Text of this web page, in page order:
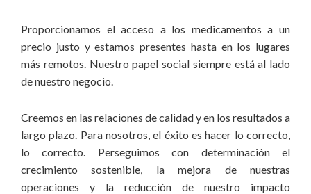
Proporcionamos el acceso a los medicamentos a un
precio justo y estamos presentes hasta en los lugares
más remotos. Nuestro papel social siempre está al lado
de nuestro negocio.
Creemos en las relaciones de calidad y en los resultados a
largo plazo. Para nosotros, el éxito es hacer lo correcto,
lo correcto. Perseguimos con determinación el
crecimiento sostenible, la mejora de nuestras
operaciones y la reducción de nuestro impacto